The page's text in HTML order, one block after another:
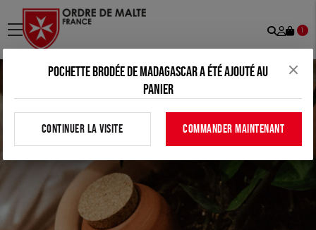
menu
Mon
1
Pochette brodée de Madagascar a été ajouté au
panier
CONTINUER LA VISITE COMMANDER MAINTENANT